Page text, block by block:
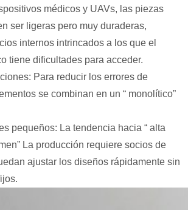
médicos y UAVs, las piezas
ser ligeras pero muy duraderas,
internos intrincados a los que el
tiene dificultades para acceder.
Para reducir los errores de
se combinan en un “ monolítico”
pequeños: La tendencia hacia “ alta
La producción requiere socios de
ajustar los diseños rápidamente sin